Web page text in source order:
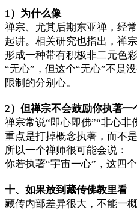
1）为什么像
禅宗、尤其后期东亚禅，经
起讲。相关研究也指出，禅
形成一种带有积极非二元色
“无心”，但这个“无心”不是
限制的分别心。
2）但禅宗不会鼓励你执著一
禅宗常说“即心即佛”“非心非
重点是打掉概念执著，而不
所以一个禅师很可能会说：
你若执著“宇宙一心”，这四
十、如果放到藏传佛教里看
藏传内部差异很大，不能一概